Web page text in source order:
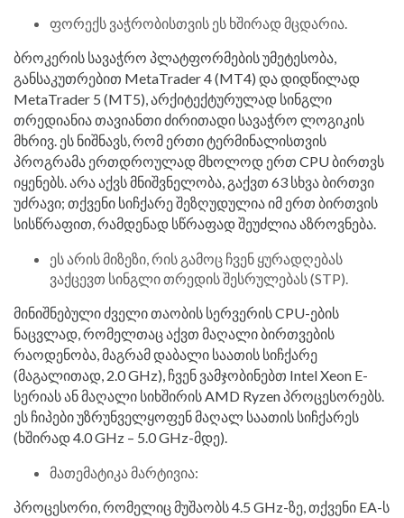
ფორექს ვაჭრობისთვის ეს ხშირად მცდარია.
ბროკერის სავაჭრო პლატფორმების უმეტესობა,
განსაკუთრებით MetaTrader 4 (MT4) და დიდწილად
MetaTrader 5 (MT5), არქიტექტურულად სინგლი
თრედიანია თავიანთი ძირითადი სავაჭრო ლოგიკის
მხრივ. ეს ნიშნავს, რომ ერთი ტერმინალისთვის
პროგრამა ერთდროულად მხოლოდ ერთ CPU ბირთვს
იყენებს. არა აქვს მნიშვნელობა, გაქვთ 63 სხვა ბირთვი
უძრავი; თქვენი სიჩქარე შეზღუდულია იმ ერთ ბირთვის
სისწრაფით, რამდენად სწრაფად შეუძლია აზროვნება.
ეს არის მიზეზი, რის გამოც ჩვენ ყურადღებას
ვაქცევთ სინგლი თრედის შესრულებას (STP).
მინიშნებული ძველი თაობის სერვერის CPU-ების
ნაცვლად, რომელთაც აქვთ მაღალი ბირთვების
რაოდენობა, მაგრამ დაბალი საათის სიჩქარე
(მაგალითად, 2.0 GHz), ჩვენ ვამჯობინებთ Intel Xeon E-
სერიას ან მაღალი სიხშირის AMD Ryzen პროცესორებს.
ეს ჩიპები უზრუნველყოფენ მაღალ საათის სიჩქარეს
(ხშირად 4.0 GHz – 5.0 GHz-მდე).
მათემატიკა მარტივია:
პროცესორი, რომელიც მუშაობს 4.5 GHz-ზე, თქვენი EA-ს